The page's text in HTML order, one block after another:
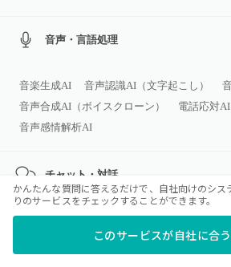
音声・言語処理
音楽生成AI 音声認識AI（文字起こし）
音声合成AI（ボイスクローン）
電話応対AI
音声感情解析AI
チャット・対話
バーチャルアシスタント／バーチャルヒュー
かんたんな質問に答えるだけで、自社向けのシ
りのサービスをチェックすることができます。
このサービスが自社に合